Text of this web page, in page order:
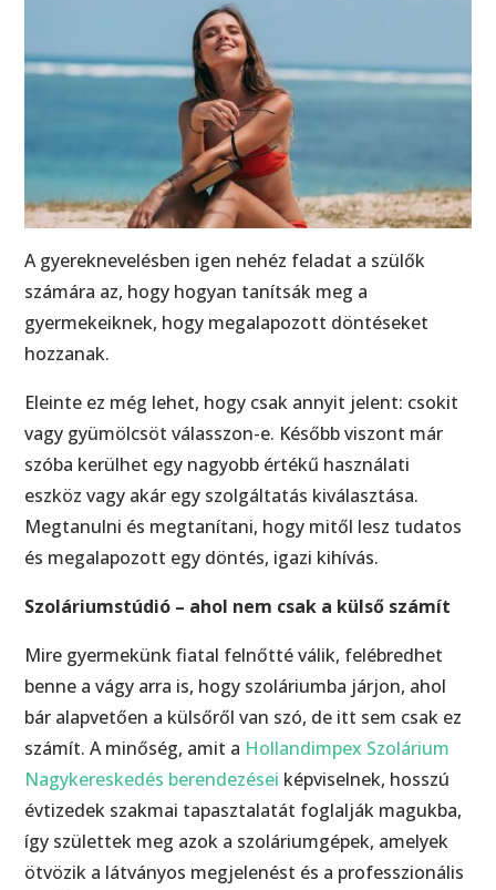
A gyereknevelésben igen nehéz feladat a szülők
számára az, hogy hogyan tanítsák meg a
gyermekeiknek, hogy megalapozott döntéseket
hozzanak.
Eleinte ez még lehet, hogy csak annyit jelent: csokit
vagy gyümölcsöt válasszon-e. Később viszont már
szóba kerülhet egy nagyobb értékű használati
eszköz vagy akár egy szolgáltatás kiválasztása.
Megtanulni és megtanítani, hogy mitől lesz tudatos
és megalapozott egy döntés, igazi kihívás.
Szoláriumstúdió – ahol nem csak a külső számít
Mire gyermekünk fiatal felnőtté válik, felébredhet
benne a vágy arra is, hogy szoláriumba járjon, ahol
bár alapvetően a külsőről van szó, de itt sem csak ez
számít. A minőség, amit a Hollandimpex Szolárium
Nagykereskedés berendezései képviselnek, hosszú
évtizedek szakmai tapasztalatát foglalják magukba,
így születtek meg azok a szoláriumgépek, amelyek
ötvözik a látványos megjelenést és a professzionális